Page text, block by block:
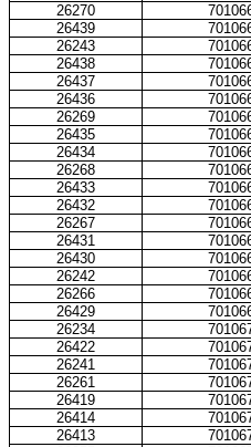
26270
26439
26243
26438
26437
26436
26269
26435
26434
26268
26433
26432
26267
26431
26430
26242
26266
26429
26234
26422
26241
26261
26419
26414
26413